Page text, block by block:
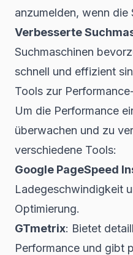
anzumelden, wenn die
Verbesserte
Suchmaschinen
schnell und effizient
Tools zur
Um die Performance
überwachen und zu
verschiedene Tools:
Google PageSpeed
Ladegeschwindigkeit
Optimierung.
GTmetrix: Bietet
Performance und gibt